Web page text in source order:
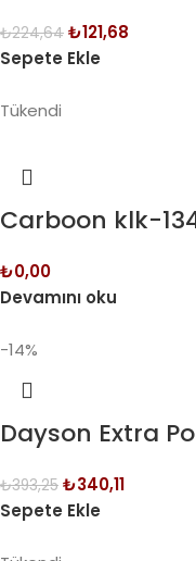
₺224,64 ₺121,68
Sepete Ekle
Tükendi
Carboon klk-
₺0,00
Devamını oku
-14%
Dayson Extra
₺393,25 ₺340,11
Sepete Ekle